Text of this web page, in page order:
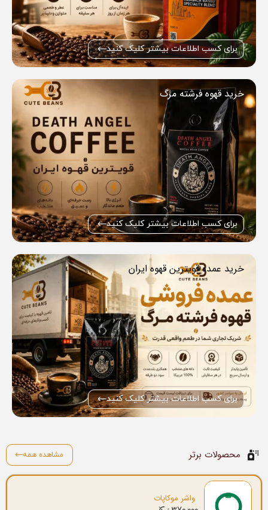
برای کسب اطلاعات بیشتر کلیک کنید
خرید قهوه فرشته مرگ
برای کسب اطلاعات بیشتر کلیک کنید
خرید عمده قویترین قهوه ایران
برای کسب اطلاعات بیشتر کلیک کنید
محصولات برتر مشاهده همه
واشر موکاپات